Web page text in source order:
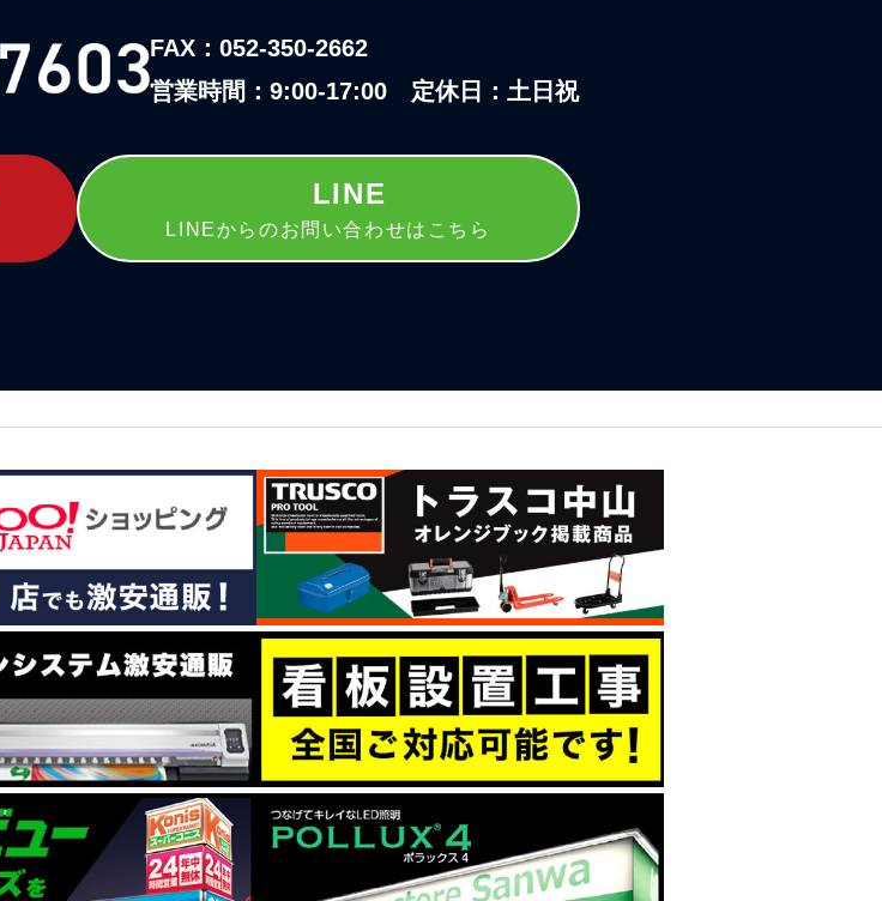
FAX：052-350-2662
営業時間：9:00-17:00 定休日：土日祝
LINE
LINEからのお問い合わせはこちら